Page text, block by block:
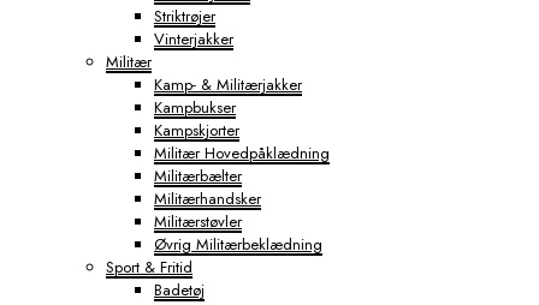
Striktrøjer
Vinterjakker
Militær
Kamp- & Militærjakker
Kampbukser
Kampskjorter
Militær Hovedpåklædning
Militærbælter
Militærhandsker
Militærstøvler
Øvrig Militærbeklædning
Sport & Fritid
Badetøj